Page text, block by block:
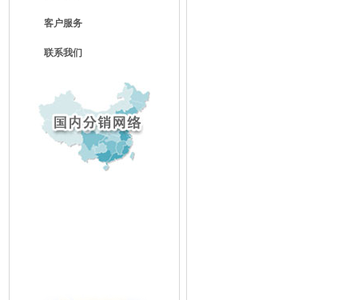
客户服务
联系我们